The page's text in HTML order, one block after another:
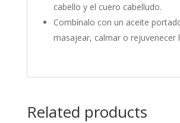
cabello y el cuero cabelludo.
Combínalo con un aceite
masajear, calmar o rejuvenecer
Related products